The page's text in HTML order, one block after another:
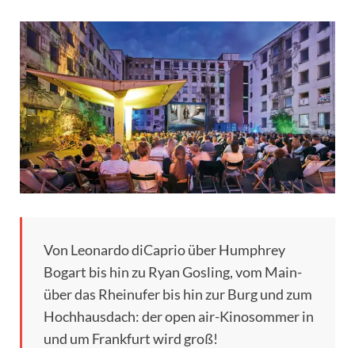
Von Leonardo diCaprio über Humphrey
Bogart bis hin zu Ryan Gosling, vom Main-
über das Rheinufer bis hin zur Burg und zum
Hochhausdach: der open air-Kinosommer in
und um Frankfurt wird groß!